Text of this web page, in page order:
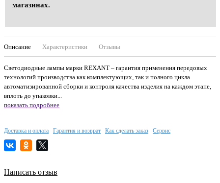
магазинах.
Описание Характеристики Отзывы
Светодиодные лампы марки REXANT – гарантия применения передовых
технологий производства как комплектующих, так и полного цикла
автоматизированной сборки и контроля качества изделия на каждом этапе,
вплоть до упаковки...
показать подробнее
Доставка и оплата Гарантия и возврат Как сделать заказ Сервис
Написать отзыв